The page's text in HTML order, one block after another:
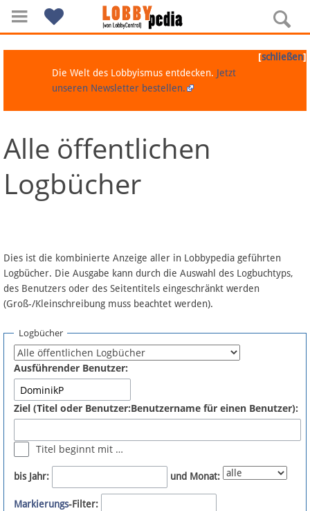
Navigation
Über Lobbypedia
Artikel nach Kategorien
FAQ
Fördermitglied werden
Fehler melden
Newsletter
Bluesky
[schließen]
Die Welt des Lobbyismus entdecken. Jetzt
unseren Newsletter bestellen.
Alle öffentlichen
Logbücher
Dies ist die kombinierte Anzeige aller in Lobbypedia geführten
Logbücher. Die Ausgabe kann durch die Auswahl des Logbuchtyps,
des Benutzers oder des Seitentitels eingeschränkt werden
(Groß-/Kleinschreibung muss beachtet werden).
Logbücher
Ausführender Benutzer:
Ziel (Titel oder Benutzer:Benutzername für einen Benutzer):
Titel beginnt mit …
bis Jahr: und Monat:
Markierungs-Filter: